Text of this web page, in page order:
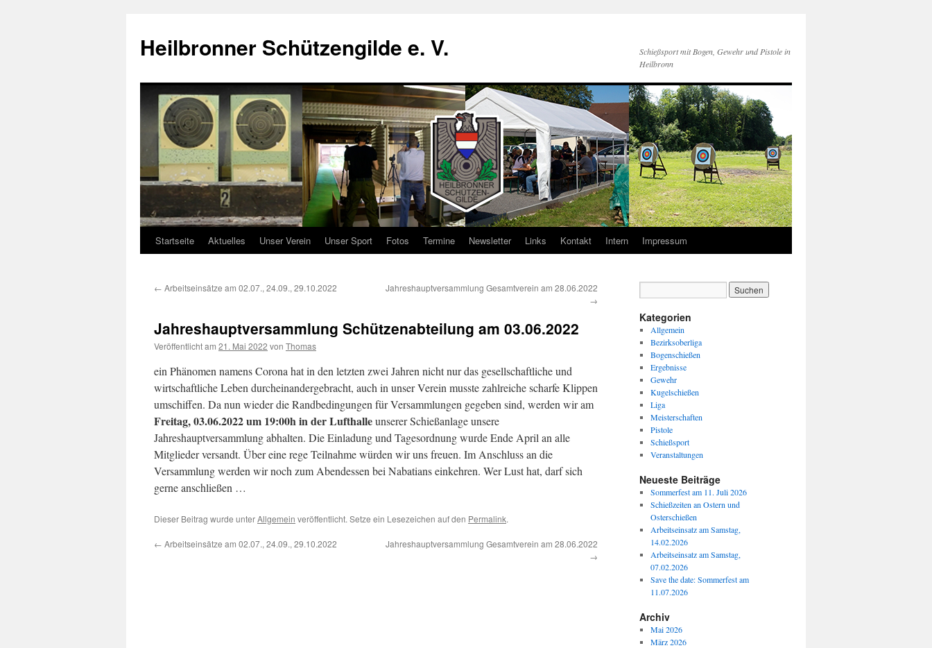
springen
Heilbronner Schützengilde e. V.
Schießsport mit Bogen, Gewehr und Pistole in
Heilbronn
Startseite Aktuelles Unser Verein Unser Sport Fotos Termine Newsletter Links Kontakt Intern Impressum
← Arbeitseinsätze am 02.07., 24.09., 29.10.2022
Jahreshauptversammlung Gesamtverein am 28.06.2022
→
Jahreshauptversammlung Schützenabteilung am 03.06.2022
Veröffentlicht am 21. Mai 2022 von Thomas
ein Phänomen namens Corona hat in den letzten zwei Jahren nicht nur das gesellschaftliche und
wirtschaftliche Leben durcheinandergebracht, auch in unser Verein musste zahlreiche scharfe Klippen
umschiffen. Da nun wieder die Randbedingungen für Versammlungen gegeben sind, werden wir am
Freitag, 03.06.2022 um 19:00h in der Lufthalleunserer Schießanlage unsere
Jahreshauptversammlung abhalten. Die Einladung und Tagesordnung wurde Ende April an alle
Mitglieder versandt. Über eine rege Teilnahme würden wir uns freuen. Im Anschluss an die
Versammlung werden wir noch zum Abendessen bei Nabatians einkehren. Wer Lust hat, darf sich
gerne anschließen …
Dieser Beitrag wurde unterAllgemein veröffentlicht. Setze ein Lesezeichen auf den Permalink.
← Arbeitseinsätze am 02.07., 24.09., 29.10.2022
Jahreshauptversammlung Gesamtverein am 28.06.2022
→
Kategorien
Allgemein
Bezirksoberliga
Bogenschießen
Ergebnisse
Gewehr
Kugelschießen
Liga
Meisterschaften
Pistole
Schießsport
Veranstaltungen
Neueste Beiträge
Sommerfest am 11. Juli 2026
Schießzeiten an Ostern und
Osterschießen
Arbeitseinsatz am Samstag,
14.02.2026
Arbeitseinsatz am Samstag,
07.02.2026
Save the date: Sommerfest am
11.07.2026
Archiv
Mai 2026
März 2026